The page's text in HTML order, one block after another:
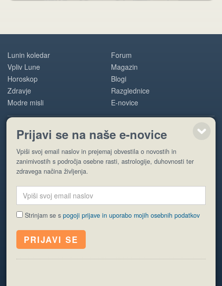
Lunin koledar
Vpliv Lune
Horoskop
Zdravje
Modre misli
Forum
Magazin
Blogi
Razglednice
E-novice
POMOČ
O nas
Oglaševanje
© EyeCatching. Vse pravice so pridržane.
ISSN 1581-2332
Politika piškotkov Varstvo osebnih podatkov
Prijavi se na naše e-novice
Vpiši svoj email naslov in prejemaj obvestila o novostih in
zanimivostih s področja osebne rasti, astrologije, duhovnosti ter
zdravega načina življenja.
Strinjam se spogoji prijave in uporabo mojih osebnih podatkov